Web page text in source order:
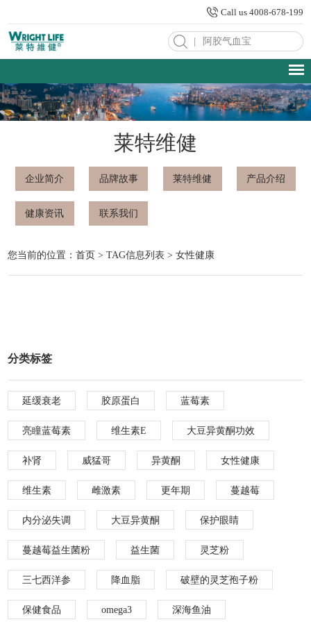
Call us 4008-678-199
莱特维健
企业简介 品牌故事 莱特维健 产品介绍
健康资讯 联系我们
您当前的位置：首页 > TAG信息列表 > 女性健康
分类标签
延缓衰老 胶原蛋白 蓝莓素
亮瞳蓝莓素 维生素E 大豆异黄酮功效
补肾 威猛哥 异黄酮 女性健康
维生素 雌激素 更年期 蔓越莓
内分泌失调 大豆异黄酮 保护眼睛
蔓越莓益生菌粉 益生菌 灵芝粉
三七西洋参 降血脂 破壁的灵芝孢子粉
保健食品 omega3 深海鱼油